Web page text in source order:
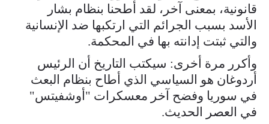
قانونية، بمعنى آخر، لقد أطحنا بنظام بشار
الأسد بسبب الجرائم التي ارتكبها ضد الإنسانية
والتي ثبتت إدانته بها في المحكمة.
وأكرر مرة أخرى: سيكتب التاريخ أن الرئيس
أردوغان هو السياسي الذي أطاح بنظام البعث
في سوريا وفضح آخر معسكرات "أوشفيتس"
في العصر الحديث.